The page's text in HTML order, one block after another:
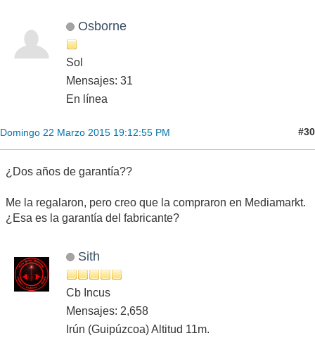
Osborne
Sol
Mensajes: 31
En línea
Domingo 22 Marzo 2015 19:12:55 PM #30
¿Dos años de garantía??
Me la regalaron, pero creo que la compraron en Mediamarkt.
¿Esa es la garantía del fabricante?
Sith
Cb Incus
Mensajes: 2,658
Irún (Guipúzcoa) Altitud 11m.